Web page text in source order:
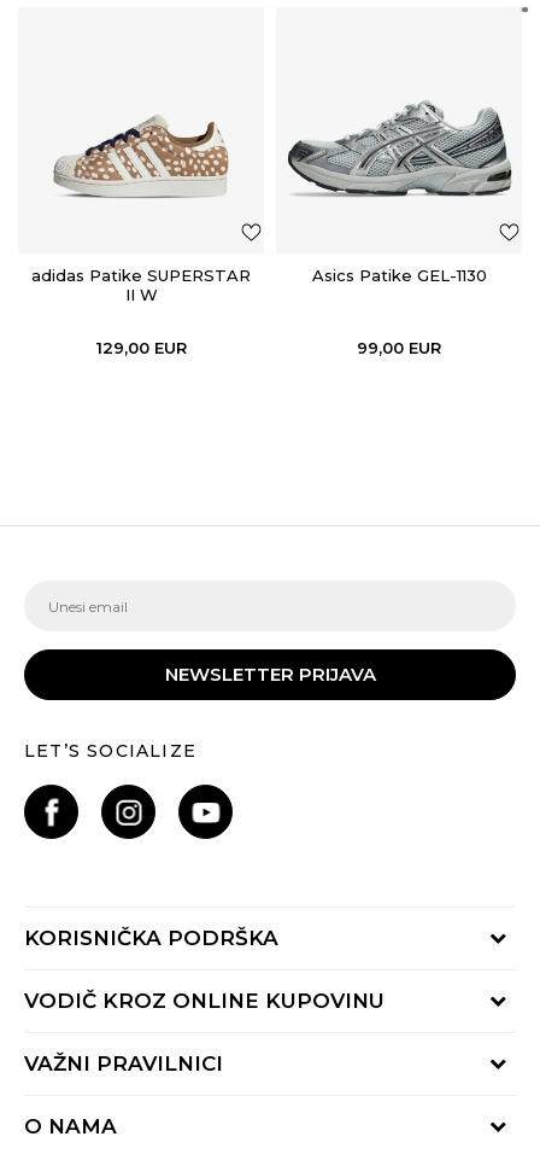
adidas Patike SUPERSTAR
II W
129,00 EUR
Asics Patike GEL-1130
99,00 EUR
NEWSLETTER PRIJAVA
LET’S SOCIALIZE
KORISNIČKA PODRŠKA
Provjeri status porudžbine
Radno vrijeme 9-16h
VODIČ KROZ ONLINE KUPOVINU
Načini isporuke
Reklamacije
VAŽNI PRAVILNICI
O NAMA